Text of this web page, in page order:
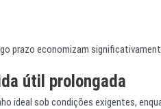
prazo economizam
útil prolongada
ideal sob condições exigentes,